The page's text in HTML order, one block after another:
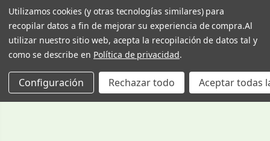
Utilizamos cookies (y otras tecnologías similares) para
recopilar datos a fin de mejorar su experiencia de compra.Al
utilizar nuestro sitio web, acepta la recopilación de datos tal y
como se describe en Política de privacidad.
Configuración Rechazar todo Aceptar todas